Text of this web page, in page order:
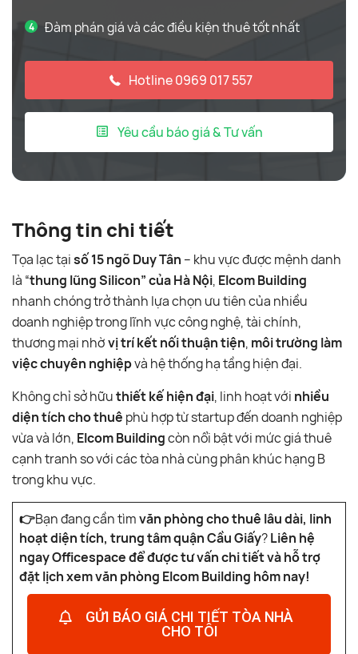
Đàm phán giá và các điều kiện thuê tốt nhất
Hotline 0969 017 557
Yêu cầu báo giá & Tư vấn
Thông tin chi tiết
Tọa lạc tạisố 15 ngõ Duy Tân – khu vực được mệnh danh
là “thung lũng Silicon” của Hà Nội, Elcom Building
nhanh chóng trở thành lựa chọn ưu tiên của nhiều
doanh nghiệp trong lĩnh vực công nghệ, tài chính,
thương mại nhờvị trí kết nối thuận tiện, môi trường làm
việc chuyên nghiệpvà hệ thống hạ tầng hiện đại.
Không chỉ sở hữuthiết kế hiện đại, linh hoạt với nhiều
diện tích cho thuê phù hợp từ startup đến doanh nghiệp
vừa và lớn, Elcom Buildingcòn nổi bật với mức giá thuê
cạnh tranh so với các tòa nhà cùng phân khúc hạng B
trong khu vực.
👉Bạn đang cần tìmvăn phòng cho thuê lâu dài, linh
hoạt diện tích, trung tâm quận Cầu Giấy?Liên hệ
ngay Officespace để được tư vấn chi tiết và hỗ trợ
đặt lịch xem văn phòng Elcom Building hôm nay!
GỬI BÁO GIÁ CHI TIẾT TÒA NHÀ
CHO TÔI